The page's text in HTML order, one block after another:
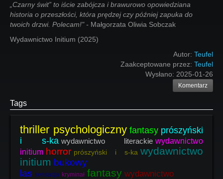
„Czarny świt” to iście zabójcza i brawurowo opowiedziana
historia o przeszłości, która prędzej czy później zapuka do
twoich drzwi. Polecam!" - Małgorzata Oliwia Sobczak
Wydawnictwo Initium (2025)
Autor: Teufel
Zaakceptowane przez: Teufel
Wysłano: 2025-01-26
Komentarz
Tags
thriller psychologiczny fantasy prószyński
i s-ka wydawnictwo literackie wydawnictwo
initium horror prószyński i s-ka wydawnictwo
initium bukowy
las sensacja kryminał fantasy wydawnictwo